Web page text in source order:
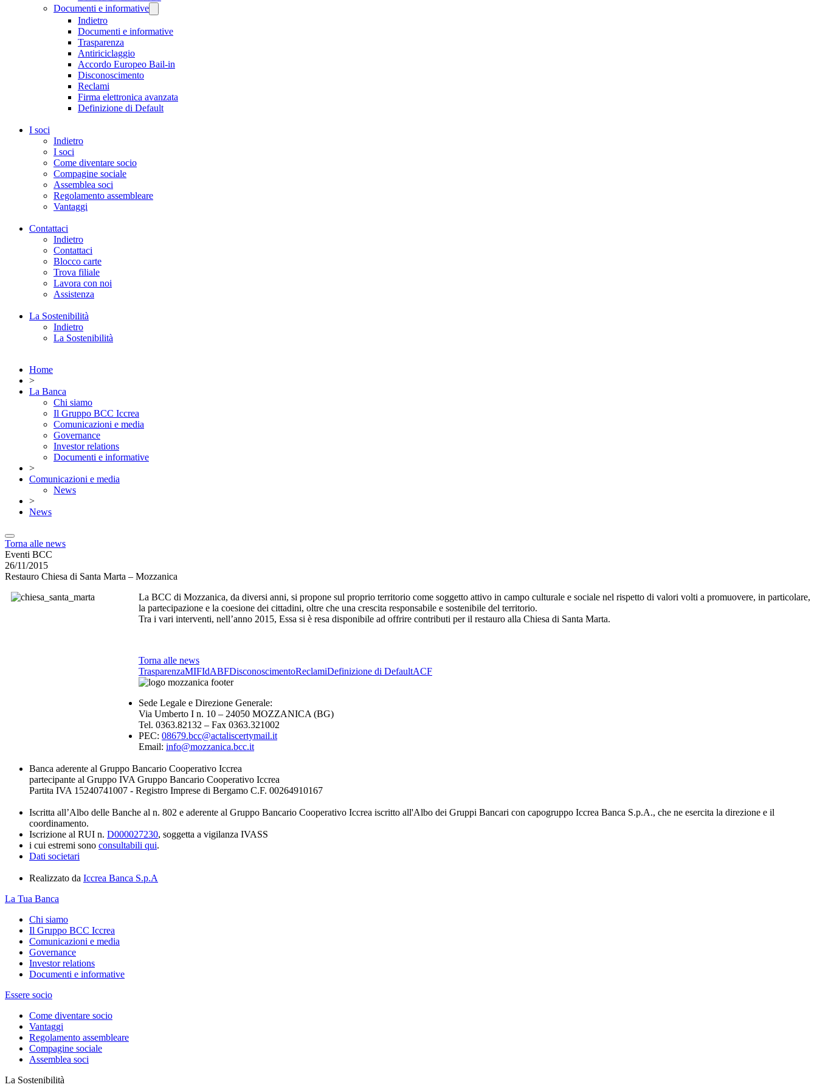
Documenti e informative
Indietro
Documenti e informative
Trasparenza
Antiriciclaggio
Accordo Europeo Bail-in
Disconoscimento
Reclami
Firma elettronica avanzata
Definizione di Default
I soci
Indietro
I soci
Come diventare socio
Compagine sociale
Assemblea soci
Regolamento assembleare
Vantaggi
Contattaci
Indietro
Contattaci
Blocco carte
Trova filiale
Lavora con noi
Assistenza
La Sostenibilità
Indietro
La Sostenibilità
Home
>
La Banca
Chi siamo
Il Gruppo BCC Iccrea
Comunicazioni e media
Governance
Investor relations
Documenti e informative
>
Comunicazioni e media
News
>
News
Torna alle news
Eventi BCC
26/11/2015
Restauro Chiesa di Santa Marta – Mozzanica
La BCC di Mozzanica, da diversi anni, si propone sul proprio territorio come soggetto attivo in campo culturale e sociale nel rispetto di valori volti a promuovere, in particolare,
la partecipazione e la coesione dei cittadini, oltre che una crescita responsabile e sostenibile del territorio.
Tra i vari interventi, nell’anno 2015, Essa si è resa disponibile ad offrire contributi per il restauro alla Chiesa di Santa Marta.
Torna alle news
TrasparenzaMIFIdABFDisconoscimentoReclamiDefinizione di DefaultACF
Sede Legale e Direzione Generale:
Via Umberto I n. 10 – 24050 MOZZANICA (BG)
Tel. 0363.82132 – Fax 0363.321002
PEC: 08679.bcc@actaliscertymail.it
Email: info@mozzanica.bcc.it
Banca aderente al Gruppo Bancario Cooperativo Iccrea
partecipante al Gruppo IVA Gruppo Bancario Cooperativo Iccrea
Partita IVA 15240741007 - Registro Imprese di Bergamo C.F. 00264910167
Iscritta all’Albo delle Banche al n. 802 e aderente al Gruppo Bancario Cooperativo Iccrea iscritto all'Albo dei Gruppi Bancari con capogruppo Iccrea Banca S.p.A., che ne esercita la direzione e il
coordinamento.
Iscrizione al RUI n. D000027230, soggetta a vigilanza IVASS
i cui estremi sono consultabili qui.
Dati societari
Realizzato da Iccrea Banca S.p.A
La Tua Banca
Chi siamo
Il Gruppo BCC Iccrea
Comunicazioni e media
Governance
Investor relations
Documenti e informative
Essere socio
Come diventare socio
Vantaggi
Regolamento assembleare
Compagine sociale
Assemblea soci
La Sostenibilità